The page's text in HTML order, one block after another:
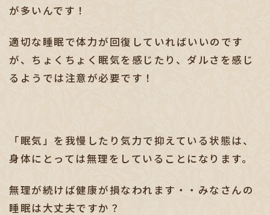
が多いんです！
適切な睡眠で体力が回復していればいいのです
が、ちょくちょく眠気を感じたり、ダルさを感じ
るようでは注意が必要です！
「眠気」を我慢したり気力で抑えている状態は、
身体にとっては無理をしていることになります。
無理が続けば健康が損なわれます・・みなさんの
睡眠は大丈夫ですか？